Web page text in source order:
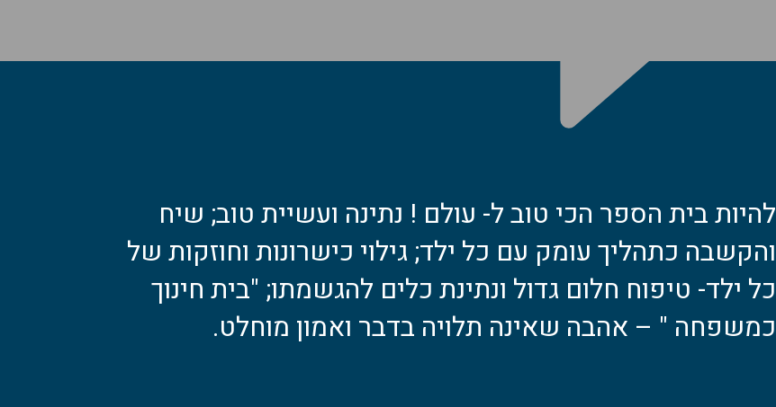
להיות בית הספר הכי טוב ל- עולם ! נתינה ועשיית טוב; שיח
והקשבה כתהליך עומק עם כל ילד; גילוי כישרונות וחוזקות של
כל ילד- טיפוח חלום גדול ונתינת כלים להגשמתו; "בית חינוך
כמשפחה " – אהבה שאינה תלויה בדבר ואמון מוחלט.